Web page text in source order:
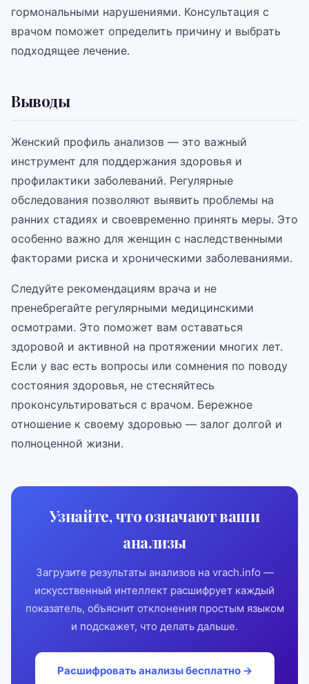
гормональными нарушениями. Консультация с
врачом поможет определить причину и выбрать
подходящее лечение.
Выводы
Женский профиль анализов — это важный
инструмент для поддержания здоровья и
профилактики заболеваний. Регулярные
обследования позволяют выявить проблемы на
ранних стадиях и своевременно принять меры. Это
особенно важно для женщин с наследственными
факторами риска и хроническими заболеваниями.
Следуйте рекомендациям врача и не
пренебрегайте регулярными медицинскими
осмотрами. Это поможет вам оставаться
здоровой и активной на протяжении многих лет.
Если у вас есть вопросы или сомнения по поводу
состояния здоровья, не стесняйтесь
проконсультироваться с врачом. Бережное
отношение к своему здоровью — залог долгой и
полноценной жизни.
Узнайте, что означают ваши
анализы
Загрузите результаты анализов на vrach.info —
искусственный интеллект расшифрует каждый
показатель, объяснит отклонения простым языком
и подскажет, что делать дальше.
Расшифровать анализы бесплатно →